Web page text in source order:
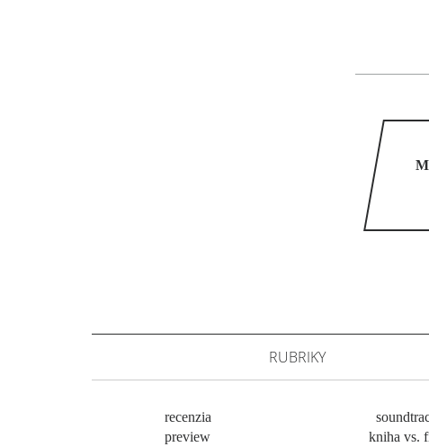
RUBRIKY
recenzia
preview
kniha vs.